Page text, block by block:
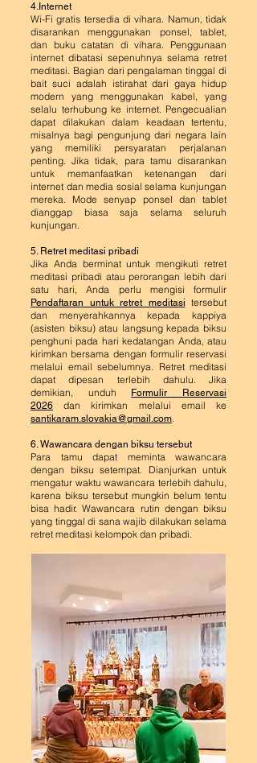
4.Internet
Wi-Fi gratis tersedia di vihara. Namun, tidak
disarankan menggunakan ponsel, tablet,
dan buku catatan di vihara. Penggunaan
internet dibatasi sepenuhnya selama retret
meditasi. Bagian dari pengalaman tinggal di
bait suci adalah istirahat dari gaya hidup
modern yang menggunakan kabel, yang
selalu terhubung ke internet. Pengecualian
dapat dilakukan dalam keadaan tertentu,
misalnya bagi pengunjung dari negara lain
yang memiliki persyaratan perjalanan
penting. Jika tidak, para tamu disarankan
untuk memanfaatkan ketenangan dari
internet dan media sosial selama kunjungan
mereka. Mode senyap ponsel dan tablet
dianggap biasa saja selama seluruh
kunjungan.
5. Retret meditasi pribadi
Jika Anda berminat untuk mengikuti retret
meditasi pribadi atau perorangan lebih dari
satu hari, Anda perlu mengisi formulir
Pendaftaran untuk retret meditasi tersebut
dan menyerahkannya kepada kappiya
(asisten biksu) atau langsung kepada biksu
penghuni pada hari kedatangan Anda, atau
kirimkan bersama dengan formulir reservasi
melalui email sebelumnya. Retret meditasi
dapat dipesan terlebih dahulu. Jika
demikian, unduh
Formulir Reservasi
2026 dan kirimkan melalui email ke
santikaram.slovakia@gmail.com.
6. Wawancara dengan biksu tersebut
Para tamu dapat meminta wawancara
dengan biksu setempat. Dianjurkan untuk
mengatur waktu wawancara terlebih dahulu,
karena biksu tersebut mungkin belum tentu
bisa hadir. Wawancara rutin dengan biksu
yang tinggal di sana wajib dilakukan selama
retret meditasi kelompok dan pribadi.